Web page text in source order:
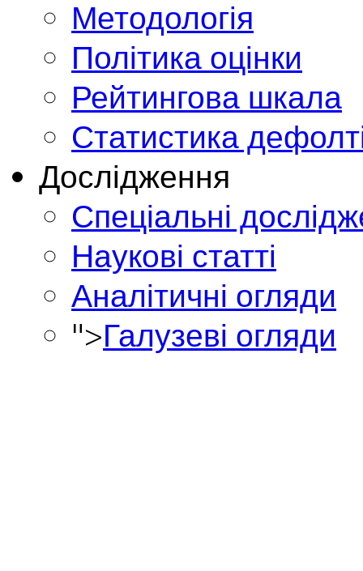
Методологія
Політика оцінки
Рейтингова шкала
Статистика
Дослідження
Спеціальні
Наукові статті
Аналітичні огляди
">Галузеві огляди